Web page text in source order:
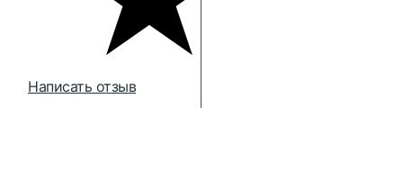
Написать отзыв